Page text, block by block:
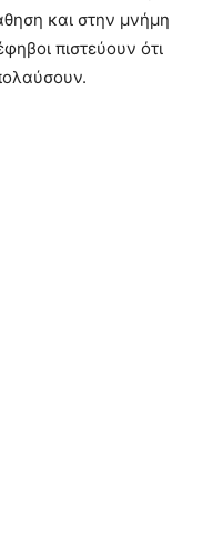
και στην μνήμη
πιστεύουν ότι